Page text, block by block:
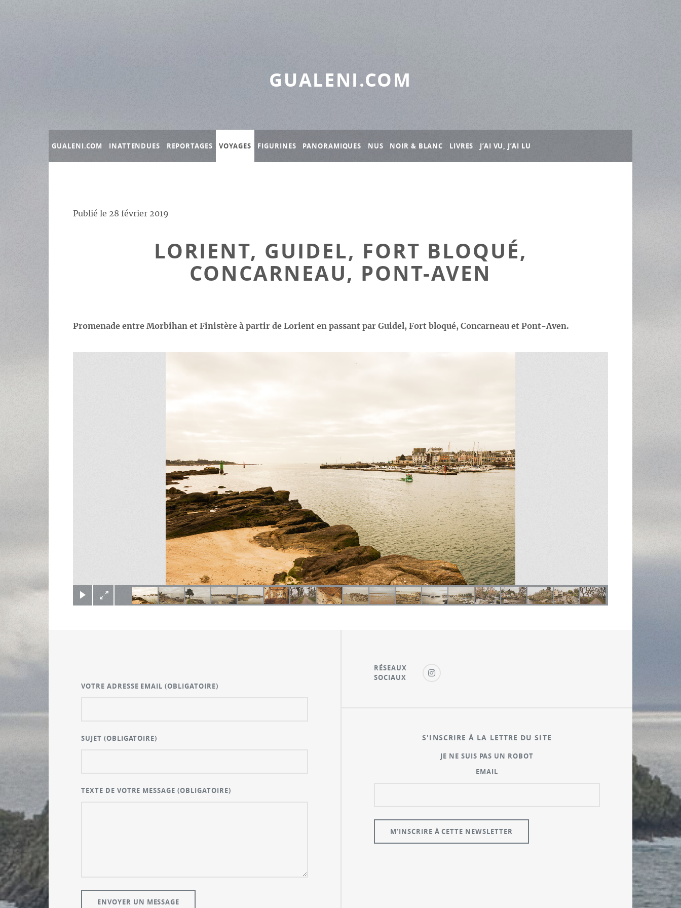
GUALENI.COM
GUALENI.COM INATTENDUES REPORTAGES VOYAGES FIGURINES PANORAMIQUES NUS NOIR & BLANC LIVRES J’AI VU, J’AI LU
Publié le 28 février 2019
LORIENT, GUIDEL, FORT BLOQUÉ,
CONCARNEAU, PONT-AVEN
Promenade entre Morbihan et Finistère à partir de Lorient en passant par Guidel, Fort bloqué, Concarneau et Pont-Aven.
(c) Didier Gualeni
VOTRE ADRESSE EMAIL(OBLIGATOIRE)
SUJET (OBLIGATOIRE)
TEXTE DE VOTRE MESSAGE(OBLIGATOIRE)
RÉSEAUX
SOCIAUX
S'INSCRIRE À LA LETTRE DU SITE
JE NE SUIS PAS UN ROBOT
EMAIL